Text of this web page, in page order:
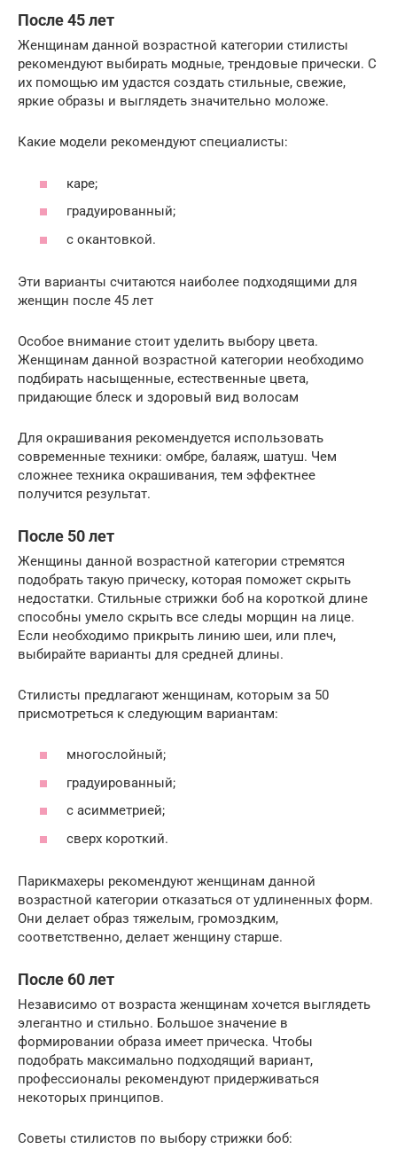
После 45 лет
Женщинам данной возрастной категории стилисты
рекомендуют выбирать модные, трендовые прически. С
их помощью им удастся создать стильные, свежие,
яркие образы и выглядеть значительно моложе.
Какие модели рекомендуют специалисты:
каре;
градуированный;
с окантовкой.
Эти варианты считаются наиболее подходящими для
женщин после 45 лет
Особое внимание стоит уделить выбору цвета.
Женщинам данной возрастной категории необходимо
подбирать насыщенные, естественные цвета,
придающие блеск и здоровый вид волосам
Для окрашивания рекомендуется использовать
современные техники: омбре, балаяж, шатуш. Чем
сложнее техника окрашивания, тем эффектнее
получится результат.
После 50 лет
Женщины данной возрастной категории стремятся
подобрать такую прическу, которая поможет скрыть
недостатки. Стильные стрижки боб на короткой длине
способны умело скрыть все следы морщин на лице.
Если необходимо прикрыть линию шеи, или плеч,
выбирайте варианты для средней длины.
Стилисты предлагают женщинам, которым за 50
присмотреться к следующим вариантам:
многослойный;
градуированный;
с асимметрией;
сверх короткий.
Парикмахеры рекомендуют женщинам данной
возрастной категории отказаться от удлиненных форм.
Они делает образ тяжелым, громоздким,
соответственно, делает женщину старше.
После 60 лет
Независимо от возраста женщинам хочется выглядеть
элегантно и стильно. Большое значение в
формировании образа имеет прическа. Чтобы
подобрать максимально подходящий вариант,
профессионалы рекомендуют придерживаться
некоторых принципов.
Советы стилистов по выбору стрижки боб: